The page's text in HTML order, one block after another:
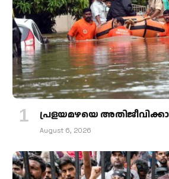
പ്രളയമഴയെ
August 6, 2026